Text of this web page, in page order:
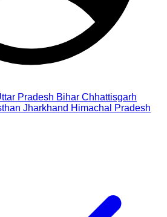
Pradesh Bihar Chhattisgarh
Jharkhand Himachal Pradesh